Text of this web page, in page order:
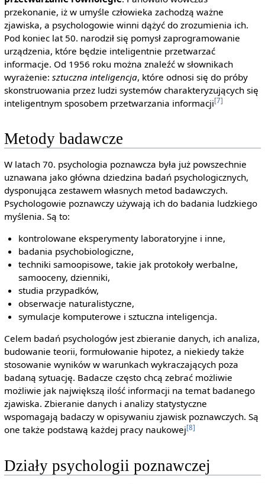
przekonanie, iż w umyśle człowieka zachodzą ważne
zjawiska, a psychologowie winni dążyć do zrozumienia ich.
Pod koniec lat 50. narodził się pomysł zaprogramowanie
urządzenia, które będzie inteligentnie przetwarzać
informacje. Od 1956 roku można znaleźć w słownikach
wyrażenie: sztuczna inteligencja, które odnosi się do próby
skonstruowania przez ludzi systemów charakteryzujących się
inteligentnym sposobem przetwarzania informacji[7]
Metody badawcze
W latach 70. psychologia poznawcza była już powszechnie
uznawana jako główna dziedzina badań psychologicznych,
dysponująca zestawem własnych metod badawczych.
Psychologowie poznawczy używają ich do badania ludzkiego
myślenia. Są to:
kontrolowane eksperymenty laboratoryjne i inne,
badania psychobiologiczne,
techniki samoopisowe, takie jak protokoły werbalne,
samooceny, dzienniki,
studia przypadków,
obserwacje naturalistyczne,
symulacje komputerowe i sztuczna inteligencja.
Celem badań psychologów jest zbieranie danych, ich analiza,
budowanie teorii, formułowanie hipotez, a niekiedy także
stosowanie wyników w warunkach wykraczających poza
badaną sytuację. Badacze często chcą zebrać możliwie
możliwie jak największą ilość informacji na temat badanego
zjawiska. Zbieranie danych i analizy statystyczne
wspomagają badaczy w opisywaniu zjawisk poznawczych. Są
one także podstawą każdej pracy naukowej[8]
Działy psychologii poznawczej